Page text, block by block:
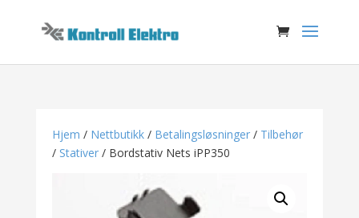
Hjem / Nettbutikk/ Betalingsløsninger/ Tilbehør
/ Stativer/ Bordstativ Nets iPP350